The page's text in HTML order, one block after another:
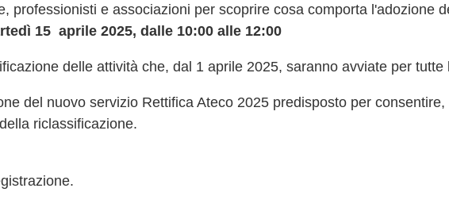
professionisti e associazioni per scoprire cosa comporta l'adozione
15 aprile 2025, dalle 10:00 alle 12:00
delle attività che, dal 1 aprile 2025, saranno avviate per tutte
del nuovo servizio Rettifica Ateco 2025 predisposto per
riclassificazione.